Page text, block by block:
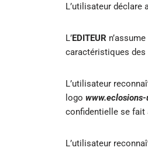
L’utilisateur
L’EDITEUR
caractéristiques des
L’utilisateur
logo
confidentielle se fait
L’utilisateur